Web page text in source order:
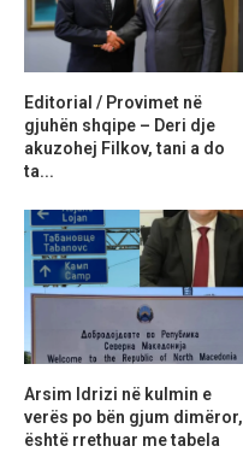
Editorial / Provimet në
gjuhën shqipe – Deri dje
akuzohej Filkov, tani a do
ta...
Arsim Idrizi në kulmin e
verës po bën gjum dimëror,
është rrethuar me tabela